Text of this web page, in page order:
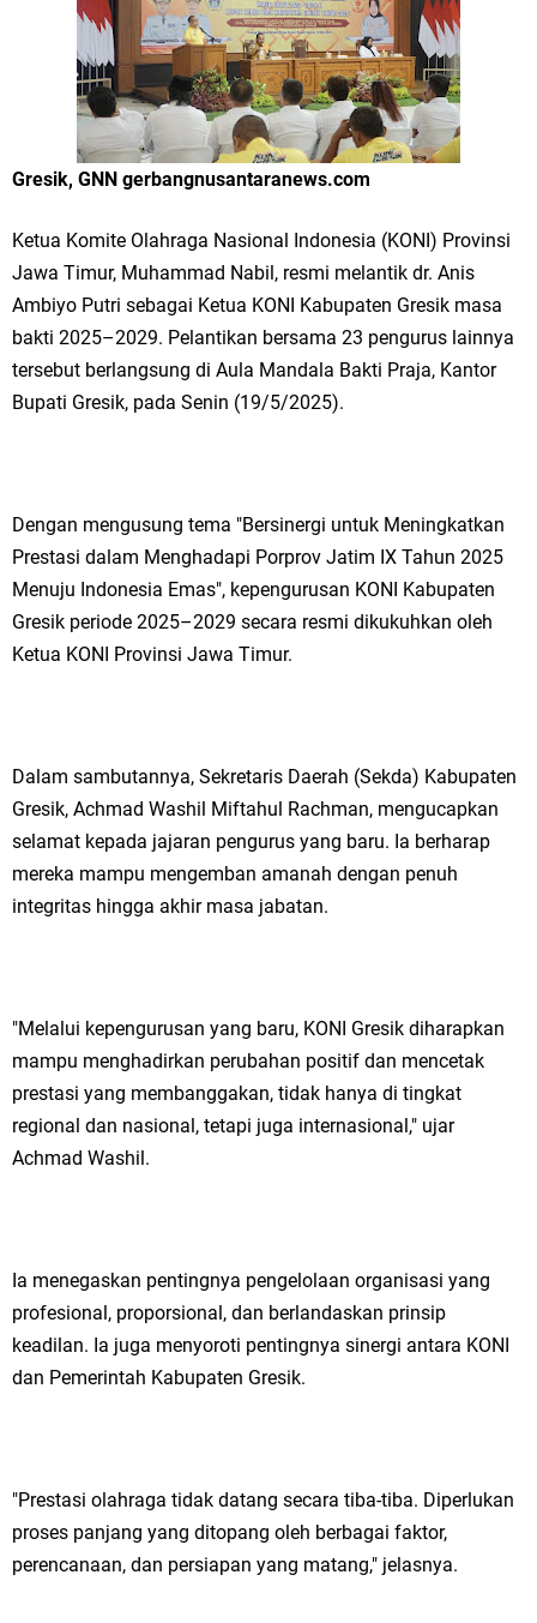
Tumpeng Nasi Krawu Pecahkan Rekor MURI, KWGe Angkat Kuliner
Gresik ke Panggung Dunia
FOZ Jatim, BAZNAS, dan Kemenag Salurkan 22.456 Bingkisan Lebaran
Bupati Gresik Gus Yani Resmikan Kantor Desa Sidoraharjo: Simbol
Komitmen Pelayanan Publik dan Kepedulian Sosial
JKNN
Ketua DPD Golkar Gresik Wongso Negoro Sambut Tahun Baru Islam
Wakil Ketua DPRD Gresik Mujid Riduan Sampaikan Doa dan Harapan di
Husnul Aqib, M.M. untuk Negeri
Menuju Indonesia Emas 2045
Hari Jadi Pertama PHIGMA: Advokat dan LBH Perkuat Soliditas di
Pemdes Cibanteng Salurkan PMT: Cegah Stunting, Perkuat Gizi Balita
Kembangkan Warung Bu Wiwik
Jajanan Jadul di Ecopark Randuagung
Takmir Masjid KH Robbach Ma’sum Gelar Penyembelihan Hewan
Gresik, GNN gerbangnusantaranews.com
Ketua Komite Olahraga Nasional Indonesia (KONI) Provinsi
Jawa Timur, Muhammad Nabil, resmi melantik dr. Anis
Ambiyo Putri sebagai Ketua KONI Kabupaten Gresik masa
bakti 2025–2029. Pelantikan bersama 23 pengurus lainnya
tersebut berlangsung di Aula Mandala Bakti Praja, Kantor
Bupati Gresik, pada Senin (19/5/2025).
Dengan mengusung tema "Bersinergi untuk Meningkatkan
Prestasi dalam Menghadapi Porprov Jatim IX Tahun 2025
Menuju Indonesia Emas", kepengurusan KONI Kabupaten
Gresik periode 2025–2029 secara resmi dikukuhkan oleh
Ketua KONI Provinsi Jawa Timur.
Dalam sambutannya, Sekretaris Daerah (Sekda) Kabupaten
Gresik, Achmad Washil Miftahul Rachman, mengucapkan
selamat kepada jajaran pengurus yang baru. Ia berharap
mereka mampu mengemban amanah dengan penuh
integritas hingga akhir masa jabatan.
"Melalui kepengurusan yang baru, KONI Gresik diharapkan
mampu menghadirkan perubahan positif dan mencetak
prestasi yang membanggakan, tidak hanya di tingkat
regional dan nasional, tetapi juga internasional," ujar
Achmad Washil.
Ia menegaskan pentingnya pengelolaan organisasi yang
profesional, proporsional, dan berlandaskan prinsip
keadilan. Ia juga menyoroti pentingnya sinergi antara KONI
dan Pemerintah Kabupaten Gresik.
"Prestasi olahraga tidak datang secara tiba-tiba. Diperlukan
proses panjang yang ditopang oleh berbagai faktor,
perencanaan, dan persiapan yang matang," jelasnya.